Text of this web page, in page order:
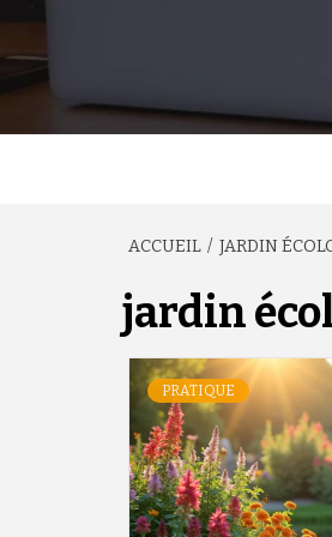
ACCUEIL JARDIN
jardin
PRATIQUE